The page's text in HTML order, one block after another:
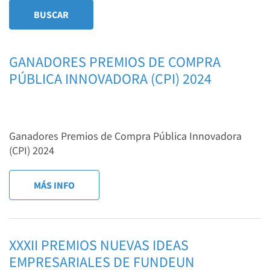
GANADORES PREMIOS DE COMPRA
PÚBLICA INNOVADORA (CPI) 2024
Ganadores Premios de Compra Pública Innovadora
(CPI) 2024
MÁS INFO
XXXII PREMIOS NUEVAS IDEAS
EMPRESARIALES DE FUNDEUN